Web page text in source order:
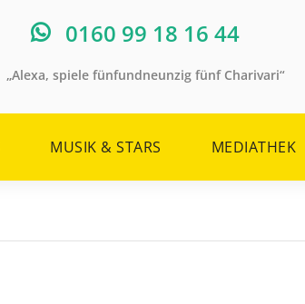
0160 99 18 16 44
„Alexa, spiele fünfundneunzig fünf Charivari“
MUSIK & STARS MEDIATHEK